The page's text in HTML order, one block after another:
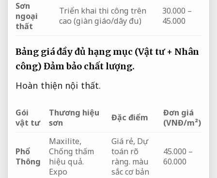
Sơn
ngoại
thất
Triển khai thi công trên
cao (giàn giáo/dây đu)
30.000 –
45.000
Bảng giá đầy đủ hạng mục (Vật tư + Nhân
công) Đảm bảo chất lượng.
Hoàn thiện nội thất.
Gói
vật tư
Thương hiệu
sơn
Đặc điểm
Đơn giá
(VNĐ/m²)
Phổ
Thông
Maxilite,
Chống thấm
hiệu quả.
Expo
Giá rẻ, Dự
toán rõ
ràng. màu
sắc cơ bản
45.000 –
60.000